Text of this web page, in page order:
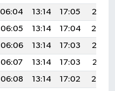
06:04 13:14 17:05
20:15
06:05 13:14 17:04
20:14
06:06 13:14 17:03
20:12
06:07 13:14 17:03
20:11
06:08 13:14 17:02
20:10